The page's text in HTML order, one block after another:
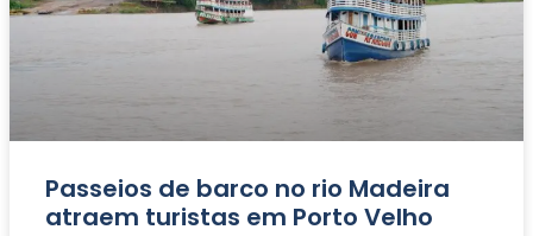
Passeios de barco no rio Madeira
atraem turistas em Porto Velho